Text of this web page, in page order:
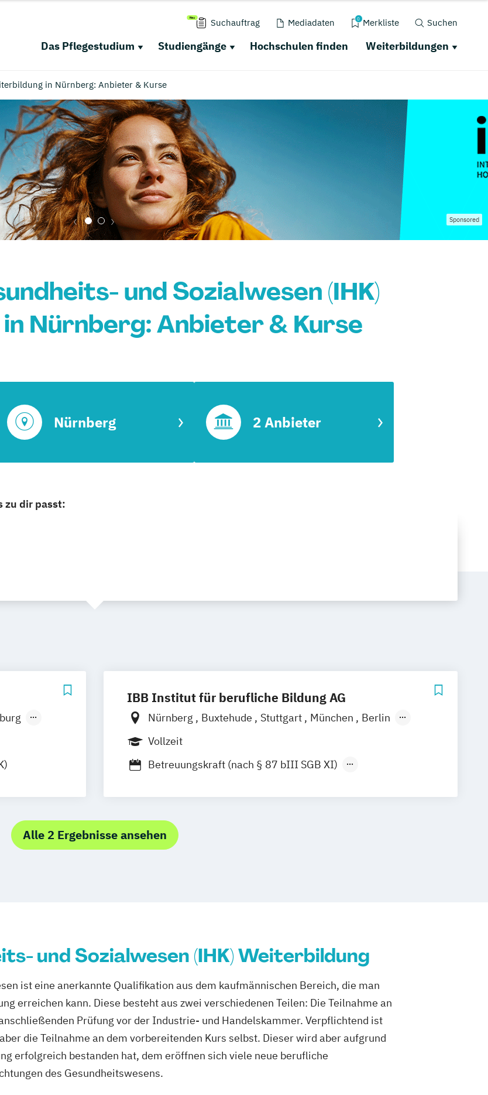
Suchauftrag Mediadaten 0 Merkliste Suchen
Das Pflegestudium Studiengänge Hochschulen finden Weiterbildungen
in Nürnberg: Anbieter & Kurse
Sponsored
und Sozialwesen (IHK)
Nürnberg: Anbieter & Kurse
Nürnberg 2 Anbieter
zu dir passt:
IBB Institut für berufliche Bildung AG
Nürnberg Buxtehude Stuttgart München
Berlin
Potsdam
Osnabrück Lüneburg Dortmund Düsseldorf
Erfurt Jena
Vollzeit
Betreuungskraft (nach § 87 bIII SGB XI)
Pflegeberater nach § 7a SGB XI
Alle 2 Ergebnisse ansehen
und Sozialwesen (IHK) Weiterbildung
ist eine anerkannte Qualifikation aus dem kaufmännischen Bereich, die man
erreichen kann. Diese besteht aus zwei verschiedenen Teilen: Die Teilnahme an
Prüfung vor der Industrie- und Handelskammer. Verpflichtend ist
die Teilnahme an dem vorbereitenden Kurs selbst. Dieser wird aber aufgrund
erfolgreich bestanden hat, dem eröffnen sich viele neue berufliche
des Gesundheitswesens.